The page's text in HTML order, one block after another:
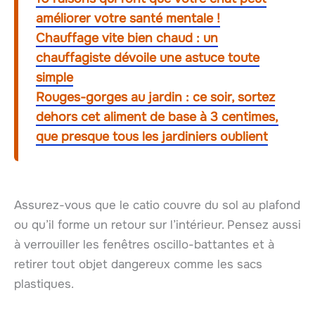
améliorer votre santé mentale !
Chauffage vite bien chaud : un
chauffagiste dévoile une astuce toute
simple
Rouges-gorges au jardin : ce soir, sortez
dehors cet aliment de base à 3 centimes,
que presque tous les jardiniers oublient
Assurez-vous que le catio couvre du sol au plafond
ou qu’il forme un retour sur l’intérieur. Pensez aussi
à verrouiller les fenêtres oscillo-battantes et à
retirer tout objet dangereux comme les sacs
plastiques.